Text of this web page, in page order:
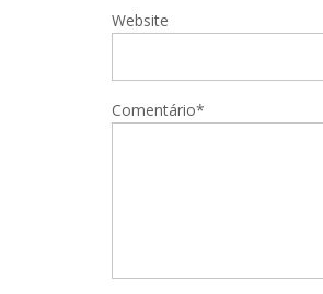
Website
Comentário*